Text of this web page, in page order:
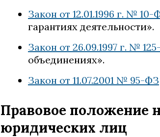
Закон от 12.01.1996 г. № 10-
гарантиях деятельности».
Закон от 26.09.1997 г. №
объединениях».
Закон от 11.07.2001 № 95-ФЗ
Правовое положение
юридических лиц